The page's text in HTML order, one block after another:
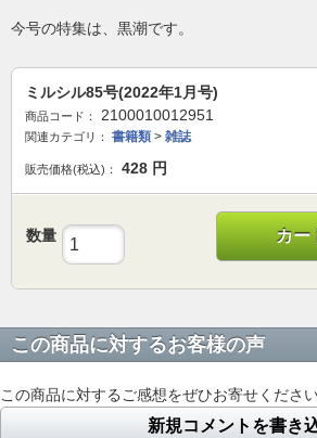
今号の特集は、黒潮です。
ミルシル85号(2022年1月号)
商品コード： 2100010012951
関連カテゴリ： 書籍類 > 雑誌
販売価格(税込)： 428 円
数量 カー
この商品に対するお客様の声
この商品に対するご感想をぜひお寄せください
新規コメントを書き